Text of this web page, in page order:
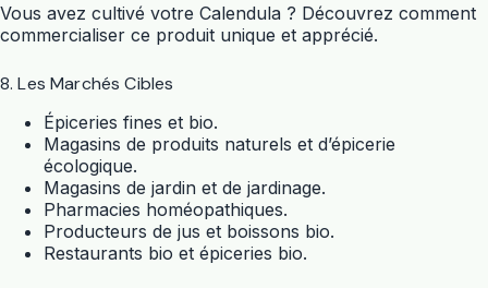
Vous avez cultivé votre Calendula ? Découvrez comment
commercialiser ce produit unique et apprécié.
8. Les Marchés Cibles
Épiceries fines et bio.
Magasins de produits naturels et d’épicerie
écologique.
Magasins de jardin et de jardinage.
Pharmacies homéopathiques.
Producteurs de jus et boissons bio.
Restaurants bio et épiceries bio.